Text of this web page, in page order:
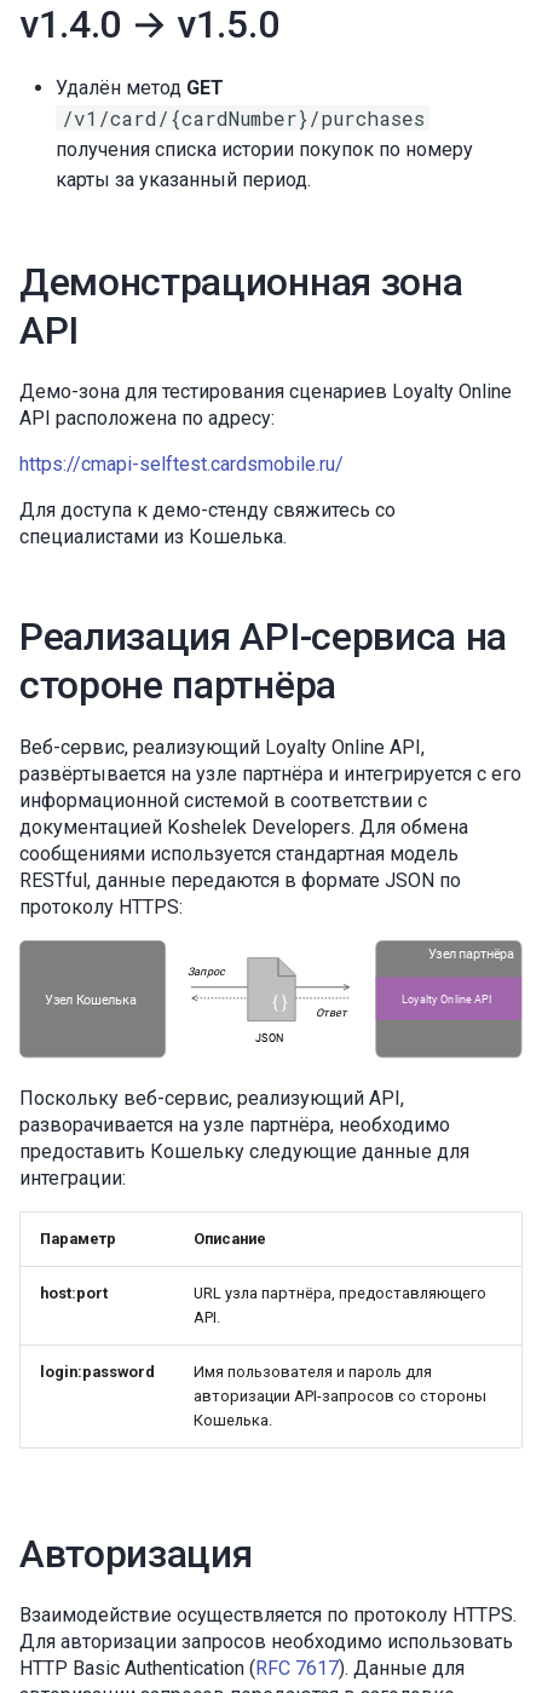
v1.4.0 → v1.5.0
Удалён метод GET
/v1/card/{cardNumber}/purchases
получения списка истории покупок по номеру
карты за указанный период.
Демонстрационная зона
API
Демо-зона для тестирования сценариев Loyalty Online
API расположена по адресу:
https://cmapi-selftest.cardsmobile.ru/
Для доступа к демо-стенду свяжитесь со
специалистами из Кошелька.
Реализация API-сервиса на
стороне партнёра
Веб-сервис, реализующий Loyalty Online API,
развёртывается на узле партнёра и интегрируется с его
информационной системой в соответствии с
документацией Koshelek Developers. Для обмена
сообщениями используется стандартная модель
RESTful, данные передаются в формате JSON по
протоколу HTTPS:
Поскольку веб-сервис, реализующий API,
разворачивается на узле партнёра, необходимо
предоставить Кошельку следующие данные для
интеграции:
Параметр Описание
host:port
URL узла партнёра, предоставляющего
API.
login:password
Имя пользователя и пароль для
авторизации API-запросов со стороны
Кошелька.
Авторизация
Взаимодействие осуществляется по протоколу HTTPS.
Для авторизации запросов необходимо использовать
HTTP Basic Authentication (RFC 7617). Данные для